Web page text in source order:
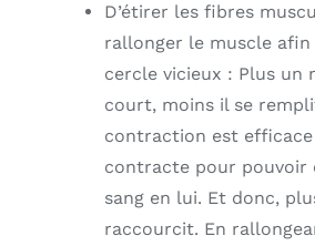
D’étirer les fibres
rallonger le muscle
cercle vicieux : Plus un
court, moins il se
contraction est
contracte pour pouvoir
sang en lui. Et donc,
raccourcit. En